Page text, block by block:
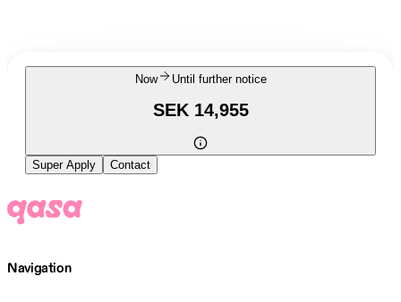
Now Until further notice
SEK 14,955
Super Apply Contact
Navigation